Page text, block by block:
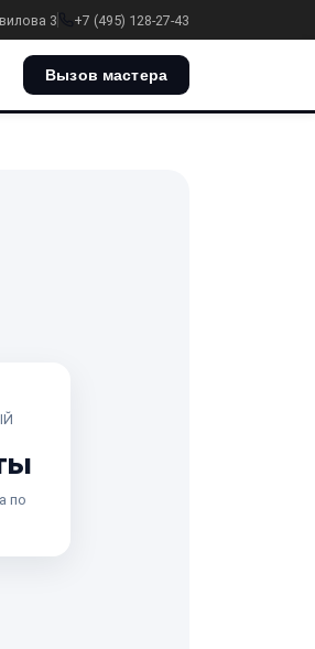
3 +7 (495) 128-27-43
Вызов мастера
по